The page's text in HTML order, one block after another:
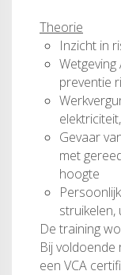
Theorie
Inzicht in
preventie
Gevaar
met
hoogte
struikelen,
De training
Bij
een VCA